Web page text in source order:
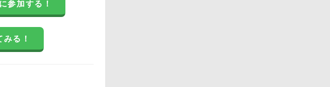
参加する！
みる！